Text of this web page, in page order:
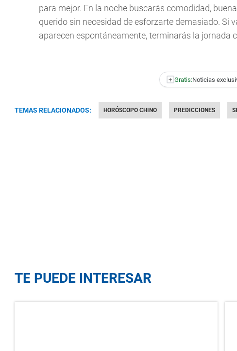
para mejor. En la noche buscarás comodidad,
querido sin necesidad de esforzarte demasiado. Si
aparecen espontáneamente, terminarás la jornada
+ Gratis:Noticias
TEMAS RELACIONADOS: HORÓSCOPO CHINO PREDICCIONES
TE PUEDE INTERESAR